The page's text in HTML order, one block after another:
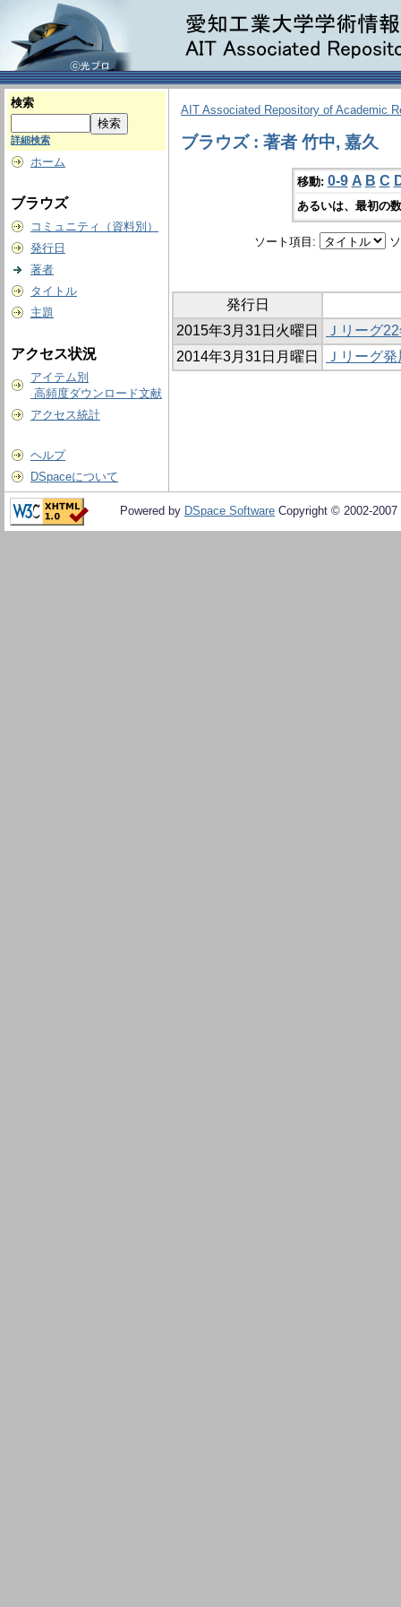
検索
詳細検索
ホーム
ブラウズ
コミュニティ（資料別）
発行日
著者
タイトル
主題
アクセス状況
アイテム別
高頻度ダウンロード文献
アクセス統計
ヘルプ
DSpaceについて
AIT Associated Repository of Academic
ブラウズ : 著者 竹中, 嘉久
移動: 0-9 A B C
あるいは、最初の
ソート項目:
発行日
2015年3月31日火曜日
Ｊリーグ
2014年3月31日月曜日
Ｊリーグ
Powered by DSpace Software Copyright © 2002-2007